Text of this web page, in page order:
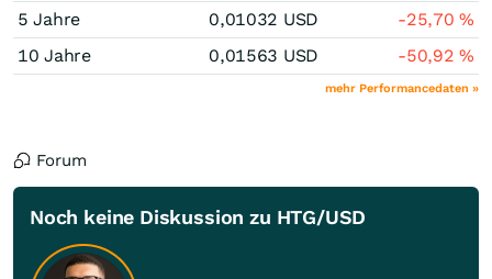
5 Jahre 0,01032 USD -25,70%
10 Jahre
0,01563 USD -50,92%
mehr Performancedaten »
Forum
Noch keine Diskussion zu HTG/USD